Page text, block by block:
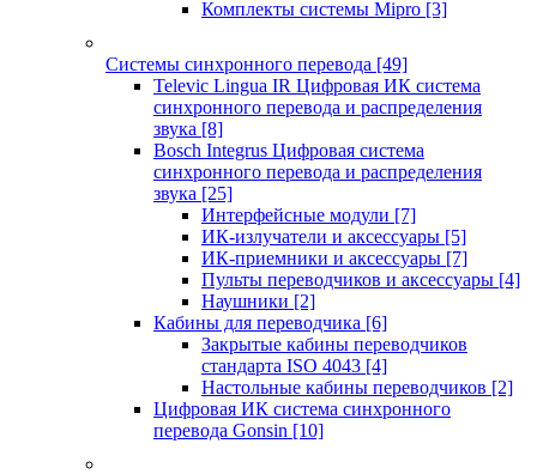
Комплекты системы Mipro [3]
Системы синхронного перевода [49]
Televic Lingua IR Цифровая ИК система
синхронного перевода и распределения
звука [8]
Bosch Integrus Цифровая система
синхронного перевода и распределения
звука [25]
Интерфейсные модули [7]
ИК-излучатели и аксессуары [5]
ИК-приемники и аксессуары [7]
Пульты переводчиков и аксессуары [4]
Наушники [2]
Кабины для переводчика [6]
Закрытые кабины переводчиков
стандарта ISO 4043 [4]
Настольные кабины переводчиков [2]
Цифровая ИК система синхронного
перевода Gonsin [10]